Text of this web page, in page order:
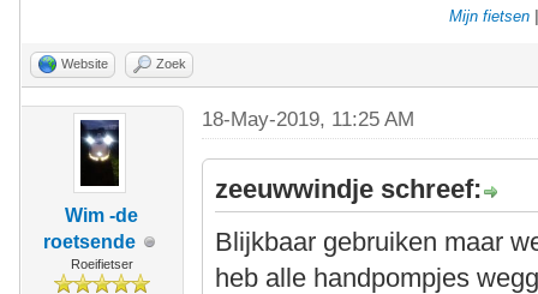
Mijn fietsen
Website Zoek
Wim -de
roetsende
Roeifietser
18-May-2019, 11:25 AM
zeeuwwindje schreef:
Blijkbaar gebruiken maar
heb alle handpompjes